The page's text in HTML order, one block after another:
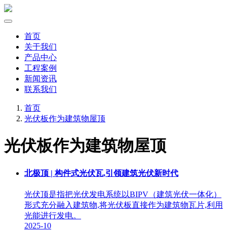
首页
关于我们
产品中心
工程案例
新闻资讯
联系我们
首页
光伏板作为建筑物屋顶
光伏板作为建筑物屋顶
北极顶 | 构件式光伏瓦,引领建筑光伏新时代
光伏顶是指把光伏发电系统以BIPV（建筑光伏一体化）
形式充分融入建筑物,将光伏板直接作为建筑物瓦片,利用
光能进行发电。
2025-10